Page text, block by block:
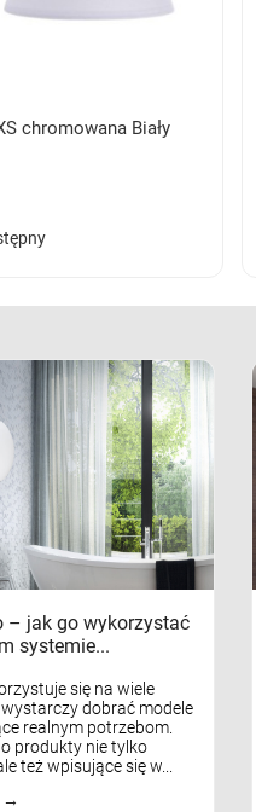
chromowana Biały
– jak go wykorzystać
systemie...
się na wiele
dobrać modele
realnym potrzebom.
produkty nie tylko
też wpisujące się w...